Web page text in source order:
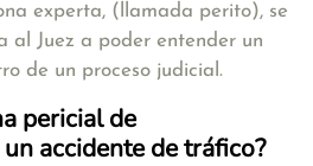
experta, (llamada perito), se
al Juez a poder entender un
de un proceso judicial.
pericial de
accidente de tráfico?